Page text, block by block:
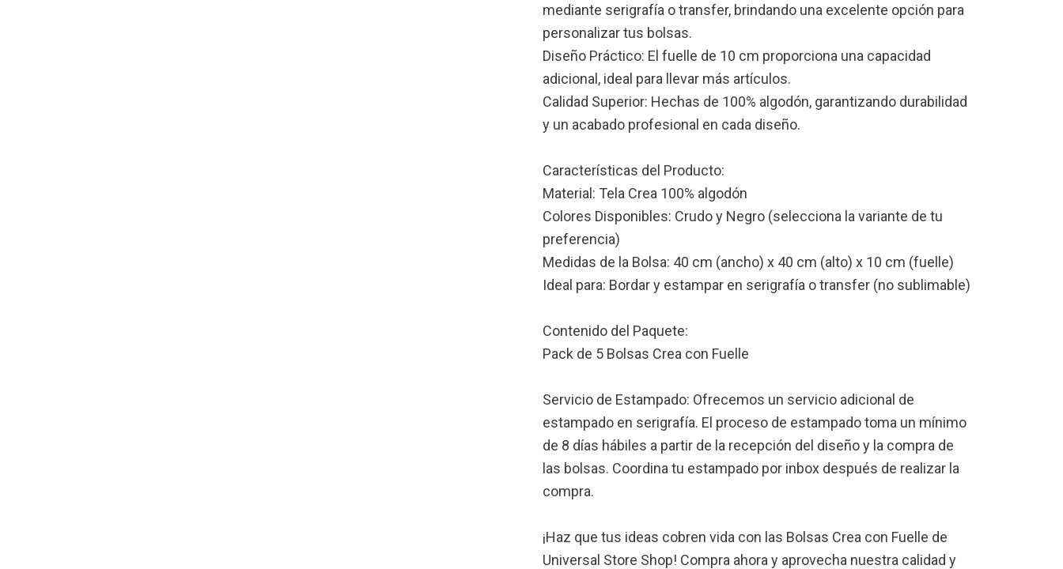
mediante serigrafía o transfer, brindando una excelente opción para
personalizar tus bolsas.
Diseño Práctico: El fuelle de 10 cm proporciona una capacidad
adicional, ideal para llevar más artículos.
Calidad Superior: Hechas de 100% algodón, garantizando durabilidad
y un acabado profesional en cada diseño.
Características del Producto:
Material: Tela Crea 100% algodón
Colores Disponibles: Crudo y Negro (selecciona la variante de tu
preferencia)
Medidas de la Bolsa: 40 cm (ancho) x 40 cm (alto) x 10 cm (fuelle)
Ideal para: Bordar y estampar en serigrafía o transfer (no sublimable)
Contenido del Paquete:
Pack de 5 Bolsas Crea con Fuelle
Servicio de Estampado: Ofrecemos un servicio adicional de
estampado en serigrafía. El proceso de estampado toma un mínimo
de 8 días hábiles a partir de la recepción del diseño y la compra de
las bolsas. Coordina tu estampado por inbox después de realizar la
compra.
¡Haz que tus ideas cobren vida con las Bolsas Crea con Fuelle de
Universal Store Shop! Compra ahora y aprovecha nuestra calidad y